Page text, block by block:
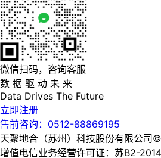
微信扫码，咨询客服
数 据 驱 动 未 来
Data Drives The Future
立即注册
售前咨询：0512-88869195
天聚地合（苏州）科技股份有限公司
增值电信业务经营许可证：苏B2-